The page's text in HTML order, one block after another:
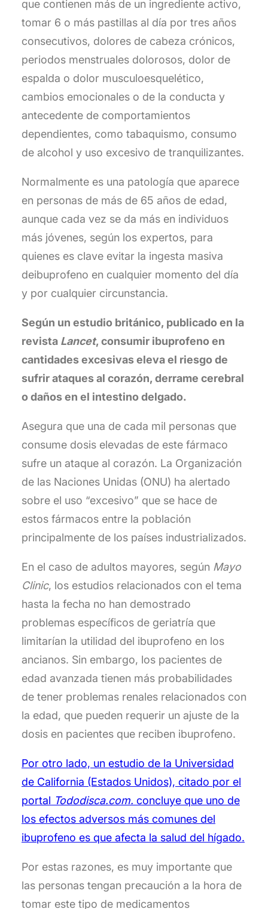
que contienen más de un ingrediente activo,
tomar 6 o más pastillas al día por tres años
consecutivos, dolores de cabeza crónicos,
periodos menstruales dolorosos, dolor de
espalda o dolor musculoesquelético,
cambios emocionales o de la conducta y
antecedente de comportamientos
dependientes, como tabaquismo, consumo
de alcohol y uso excesivo de tranquilizantes.
Normalmente es una patología que aparece
en personas de más de 65 años de edad,
aunque cada vez se da más en individuos
más jóvenes, según los expertos, para
quienes es clave evitar la ingesta masiva
deibuprofeno en cualquier momento del día
y por cualquier circunstancia.
Según un estudio británico, publicado en la
revista Lancet, consumir ibuprofeno en
cantidades excesivas eleva el riesgo de
sufrir ataques al corazón, derrame cerebral
o daños en el intestino delgado.
Asegura que una de cada mil personas que
consume dosis elevadas de este fármaco
sufre un ataque al corazón. La Organización
de las Naciones Unidas (ONU) ha alertado
sobre el uso “excesivo” que se hace de
estos fármacos entre la población
principalmente de los países industrializados.
En el caso de adultos mayores, según Mayo
Clinic, los estudios relacionados con el tema
hasta la fecha no han demostrado
problemas específicos de geriatría que
limitarían la utilidad del ibuprofeno en los
ancianos. Sin embargo, los pacientes de
edad avanzada tienen más probabilidades
de tener problemas renales relacionados con
la edad, que pueden requerir un ajuste de la
dosis en pacientes que reciben ibuprofeno.
Por otro lado, un estudio de la Universidad
de California (Estados Unidos), citado por el
portal Tododisca.com. concluye que uno de
los efectos adversos más comunes del
ibuprofeno es que afecta la salud del hígado.
Por estas razones, es muy importante que
las personas tengan precaución a la hora de
tomar este tipo de medicamentos